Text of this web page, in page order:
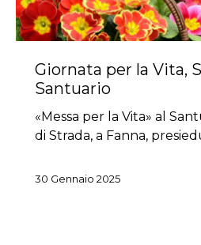
Giornata per la Vita,
Santuario
«Messa per la Vita» al
di Strada, a Fanna,
30 Gennaio 2025